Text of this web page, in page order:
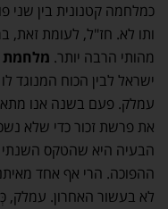
כמלחמה קטנונית בין שני
ותו לא. חז"ל, לעומת
מהותי הרבה יותר. מלחמת
ישראל לבין הכוח המנוגד
עמלק. פעם בשנה אנו
את פרשת זכור כדי שלא
הבעיה היא שהטקס
ההפוכה. הרי אף אחד
לא בעשור האחרון. עמלק,